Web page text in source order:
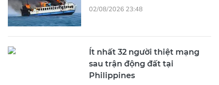
02/08/2026 23:48
Ít nhất 32 người thiệt mạng
sau trận động đất tại
Philippines